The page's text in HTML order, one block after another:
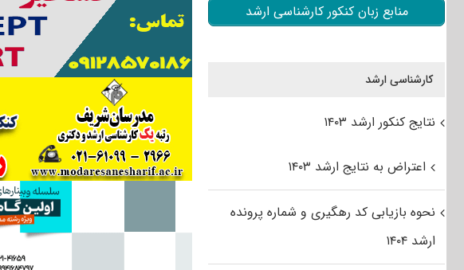
منابع زبان کنکور کارشناسی ارشد
کارشناسی ارشد
نتایج کنکور ارشد ۱۴۰۳
اعتراض به نتایج ارشد ۱۴۰۳
نحوه بازیابی کد رهگیری و شماره پرونده
ارشد ۱۴۰۴